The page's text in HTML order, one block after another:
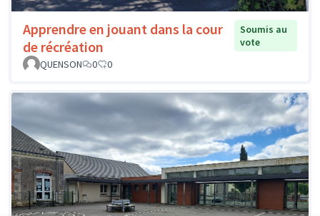
Apprendre en jouant dans la cour
de récréation
Soumis au
vote
QUENSON
0 0